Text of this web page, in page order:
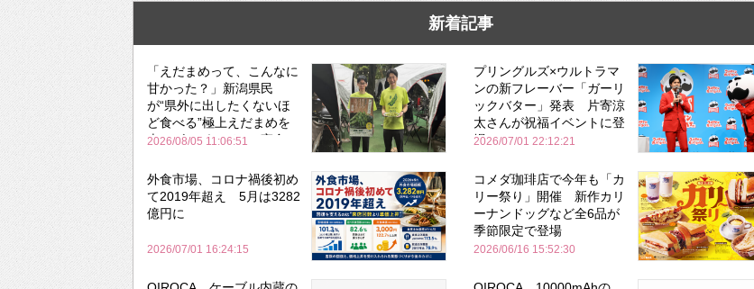
新着記事
「えだまめって、こんなに
甘かった？」新潟県民
が“県外に出したくないほ
ど食べる”極上えだまめを
森のビアガーデンで実食
2026/08/05 11:06:51
プリングルズ×ウルトラマ
ンの新フレーバー「ガーリ
ックバター」発表 片寄涼
太さんが祝福イベントに登
場
2026/07/01 22:12:21
外食市場、コロナ禍後初め
て2019年超え 5月は3282
億円に
2026/07/01 16:24:15
コメダ珈琲店で今年も「カ
リー祭り」開催 新作カリ
ーナンドッグなど全6品が
季節限定で登場
2026/06/16 15:52:30